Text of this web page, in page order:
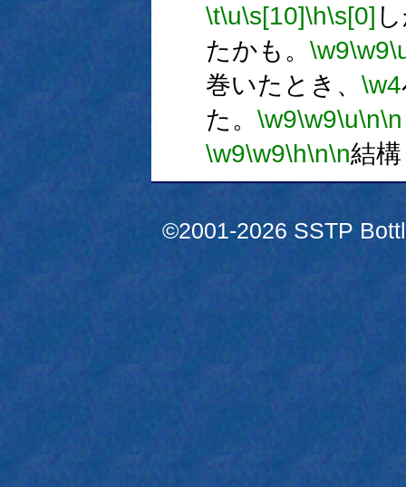
\t\u\s[10]\h\s[0]
たかも。 \w9\w9
巻いたとき、 \w4
た。 \w9\w9\u\n\n
\w9\w9\h\n\n結
©2001-2026 SSTP